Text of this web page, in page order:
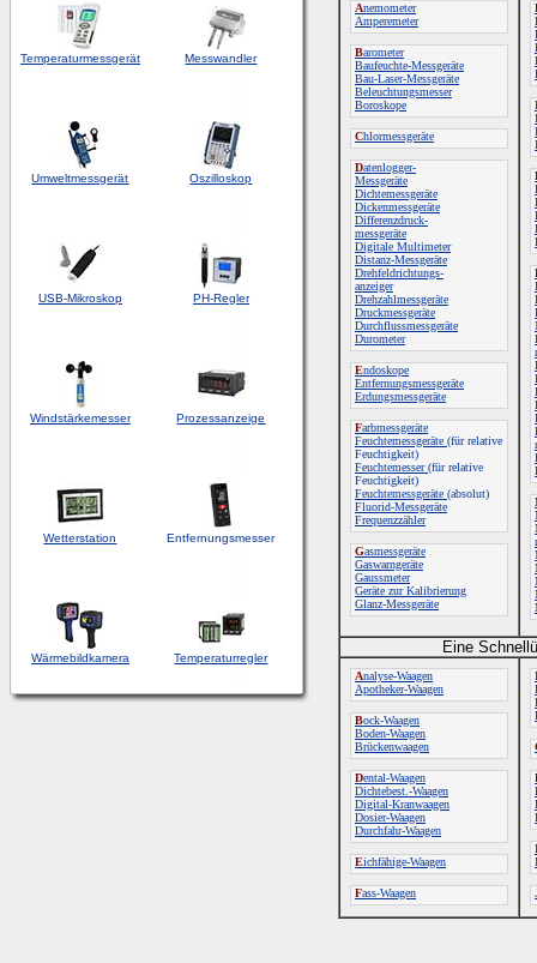
Temperaturmessgerät Messwandler
Umweltmessgerät Oszilloskop
USB-Mikroskop PH-Regler
Windstärkemesser Prozessanzeige
Wetterstation Entfernungsmesser
Wärmebildkamera Temperaturregler
Anemometer
Amperemeter
Barometer
Baufeuchte-Messgeräte
Bau-Laser-Messgeräte
Beleuchtungsmesser
Boroskope
Chlormessgeräte
Datenlogger-
Messgeräte
Dichtemessgeräte
Dickenmessgeräte
Differenzdruck-
messgeräte
Digitale Multimeter
Distanz-Messgeräte
Drehfeldrichtungs-
anzeiger
Drehzahlmessgeräte
Druckmessgeräte
Durchflussmessgeräte
Durometer
Endoskope
Entfernungsmessgeräte
Erdungsmessgeräte
Farbmessgeräte
Feuchtemessgeräte (für relative
Feuchtigkeit)
Feuchtemesser(für relative
Feuchtigkeit)
Feuchtemessgeräte (absolut)
Fluorid-Messgeräte
Frequenzzähler
Gasmessgeräte
Gaswarngeräte
Gaussmeter
Geräte zur Kalibrierung
Glanz-Messgeräte
Eine
Analyse-Waagen
Apotheker-Waagen
Bock-Waagen
Boden-Waagen
Brückenwaagen
Dental-Waagen
Dichtebest.-Waagen
Digital-Kranwaagen
Dosier-Waagen
Durchfahr-Waagen
Eichfähige-Waagen
Fass-Waagen